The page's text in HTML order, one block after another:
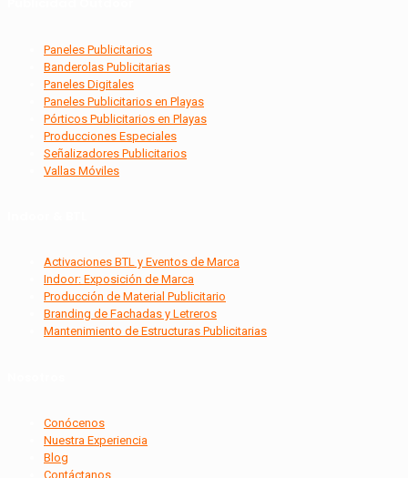
Paneles Publicitarios
Banderolas Publicitarias
Paneles Digitales
Paneles Publicitarios en Playas
Pórticos Publicitarios en Playas
Producciones Especiales
Señalizadores Publicitarios
Vallas Móviles
Activaciones BTL y Eventos de Marca
Indoor: Exposición de Marca
Producción de Material Publicitario
Branding de Fachadas y Letreros
Mantenimiento de Estructuras Publicitarias
Conócenos
Nuestra Experiencia
Blog
Contáctanos